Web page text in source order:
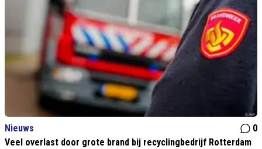
Nieuws
0
Veel overlast door grote brand bij recyclingbedrijf Rotterdam